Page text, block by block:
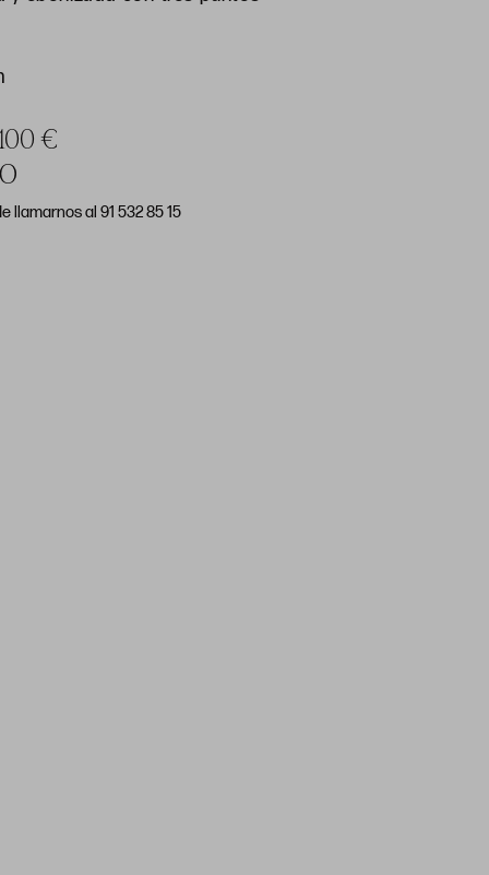
€
llamarnos al 91 532 85 15